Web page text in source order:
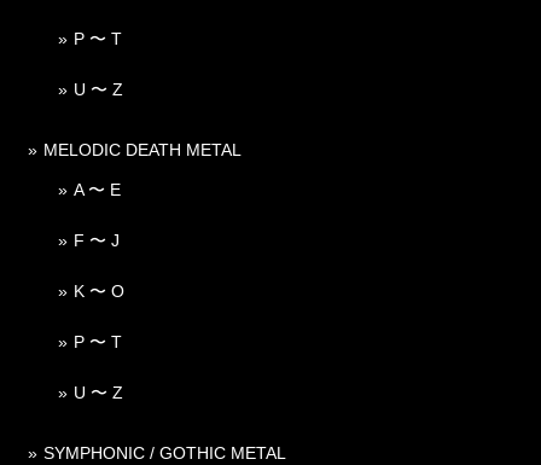
P 〜 T
U 〜 Z
MELODIC DEATH METAL
A 〜 E
F 〜 J
K 〜 O
P 〜 T
U 〜 Z
SYMPHONIC / GOTHIC METAL